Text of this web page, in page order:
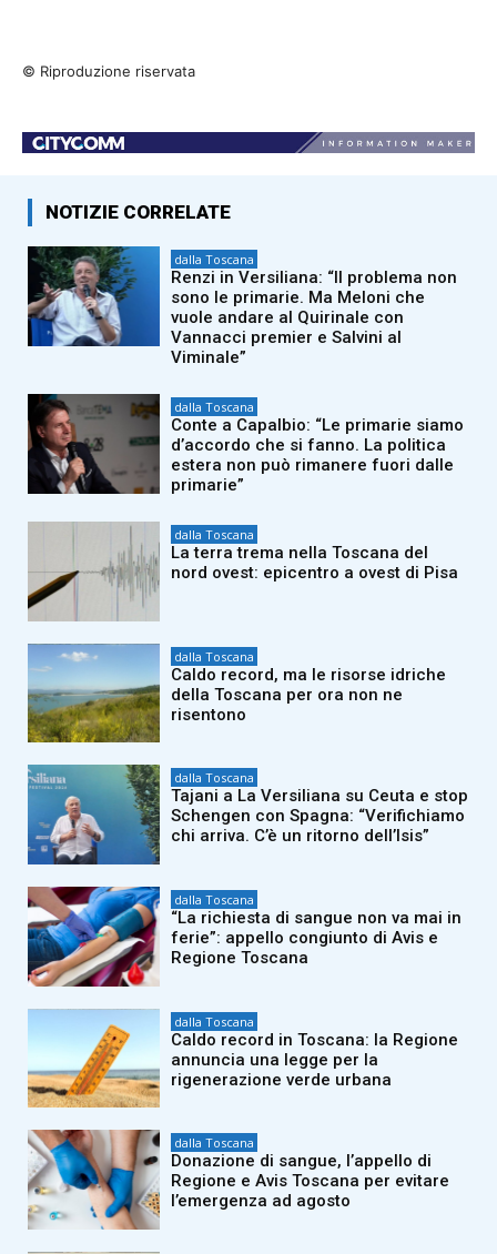
© Riproduzione riservata
NOTIZIE CORRELATE
dalla Toscana
Renzi in Versiliana: “Il problema non
sono le primarie. Ma Meloni che
vuole andare al Quirinale con
Vannacci premier e Salvini al
Viminale”
dalla Toscana
Conte a Capalbio: “Le primarie siamo
d’accordo che si fanno. La politica
estera non può rimanere fuori dalle
primarie”
dalla Toscana
La terra trema nella Toscana del
nord ovest: epicentro a ovest di Pisa
dalla Toscana
Caldo record, ma le risorse idriche
della Toscana per ora non ne
risentono
dalla Toscana
Tajani a La Versiliana su Ceuta e stop
Schengen con Spagna: “Verifichiamo
chi arriva. C’è un ritorno dell’Isis”
dalla Toscana
“La richiesta di sangue non va mai in
ferie”: appello congiunto di Avis e
Regione Toscana
dalla Toscana
Caldo record in Toscana: la Regione
annuncia una legge per la
rigenerazione verde urbana
dalla Toscana
Donazione di sangue, l’appello di
Regione e Avis Toscana per evitare
l’emergenza ad agosto